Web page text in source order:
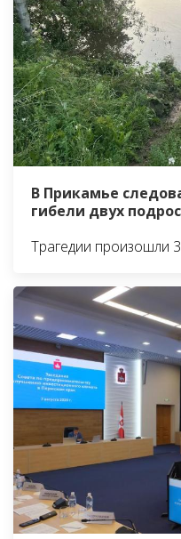
В Прикамье
гибели двух
Трагедии произошли